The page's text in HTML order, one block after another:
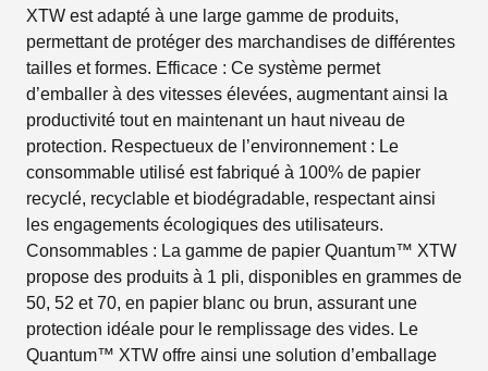
XTW est adapté à une large gamme de produits,
permettant de protéger des marchandises de différentes
tailles et formes. Efficace : Ce système permet
d’emballer à des vitesses élevées, augmentant ainsi la
productivité tout en maintenant un haut niveau de
protection. Respectueux de l’environnement : Le
consommable utilisé est fabriqué à 100% de papier
recyclé, recyclable et biodégradable, respectant ainsi
les engagements écologiques des utilisateurs.
Consommables : La gamme de papier Quantum™ XTW
propose des produits à 1 pli, disponibles en grammes de
50, 52 et 70, en papier blanc ou brun, assurant une
protection idéale pour le remplissage des vides. Le
Quantum™ XTW offre ainsi une solution d’emballage